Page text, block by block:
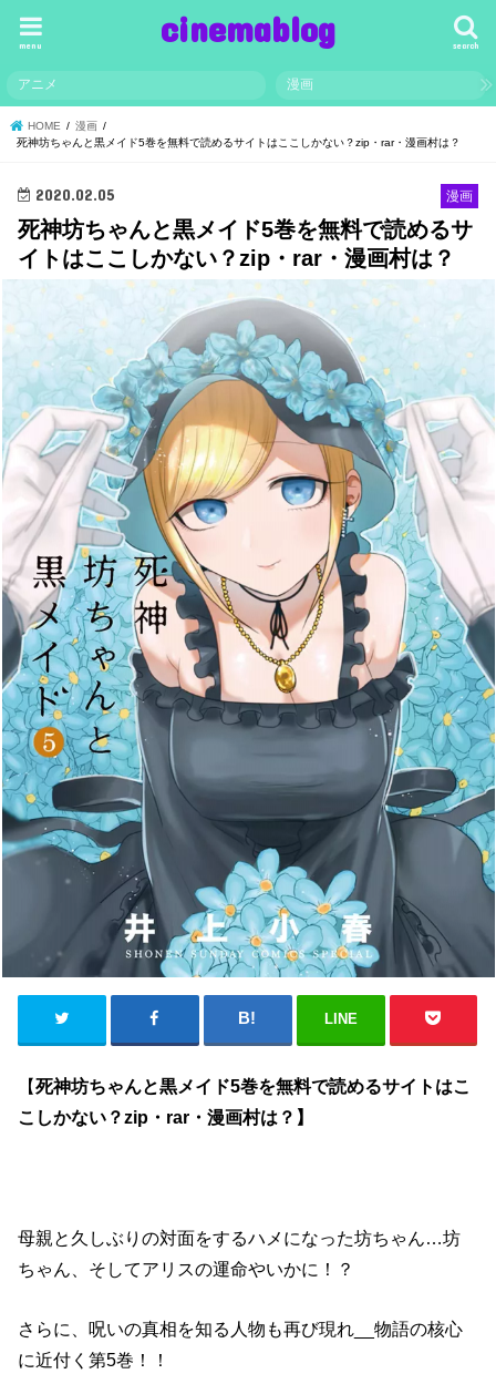
cinemablog search
menu
アニメ 漫画
HOME
漫画
死神坊ちゃんと黒メイド5巻を無料で読めるサイトはここしかない？zip・rar・漫画村は？
漫画
2020.02.05
死神坊ちゃんと黒メイド5巻を無料で読めるサ
イトはここしかない？zip・rar・漫画村は？
LINE
【死神坊ちゃんと黒メイド5巻を無料で読めるサイトはこ
こしかない？zip・rar・漫画村は？】
母親と久しぶりの対面をするハメになった坊ちゃん…坊
ちゃん、そしてアリスの運命やいかに！？
さらに、呪いの真相を知る人物も再び現れ__物語の核心
に近付く第5巻！！